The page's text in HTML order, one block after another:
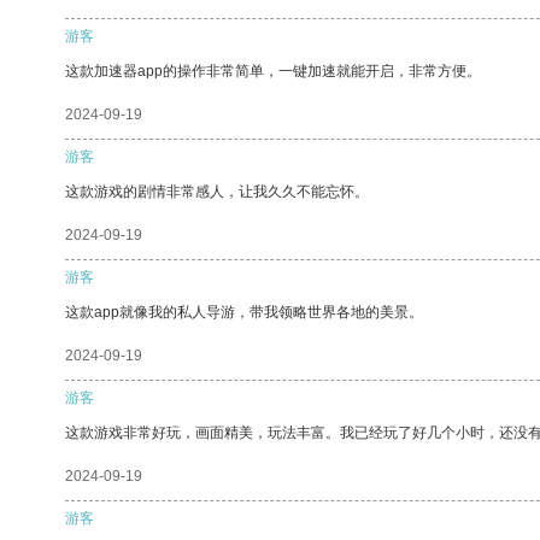
游客
这款加速器app的操作非常简单，一键加速就能开启，非常方便。
2024-09-19
游客
这款游戏的剧情非常感人，让我久久不能忘怀。
2024-09-19
游客
这款app就像我的私人导游，带我领略世界各地的美景。
2024-09-19
游客
这款游戏非常好玩，画面精美，玩法丰富。我已经玩了好几个小时，还没
2024-09-19
游客